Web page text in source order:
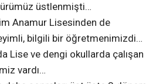
üstlenmişti…
Anamur Lisesinden de
bilgili bir öğretmenimizdi…
Lise ve dengi okullarda çalışan
vardı…